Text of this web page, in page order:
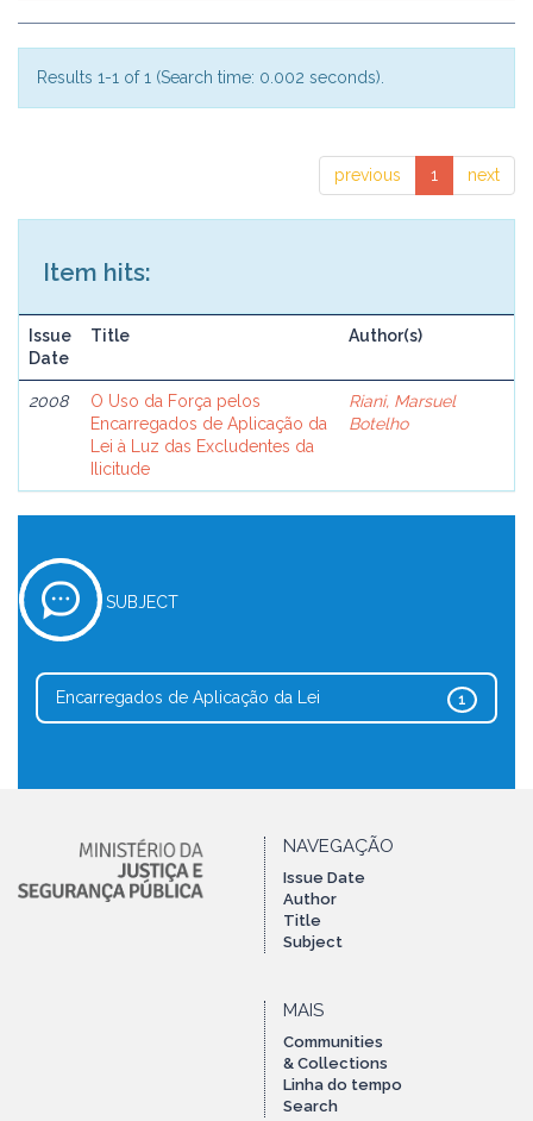
Results 1-1 of 1 (Search time: 0.002 seconds).
previous 1 next
Item hits:
Issue
Date
Title Author(s)
2008
O Uso da Força pelos
Encarregados de Aplicação da
Lei à Luz das Excludentes da
Ilicitude
Riani, Marsuel
Botelho
SUBJECT
1
Encarregados de Aplicação da Lei
NAVEGAÇÃO
Issue Date
Author
Title
Subject
MAIS
Communities
& Collections
Linha do tempo
Search